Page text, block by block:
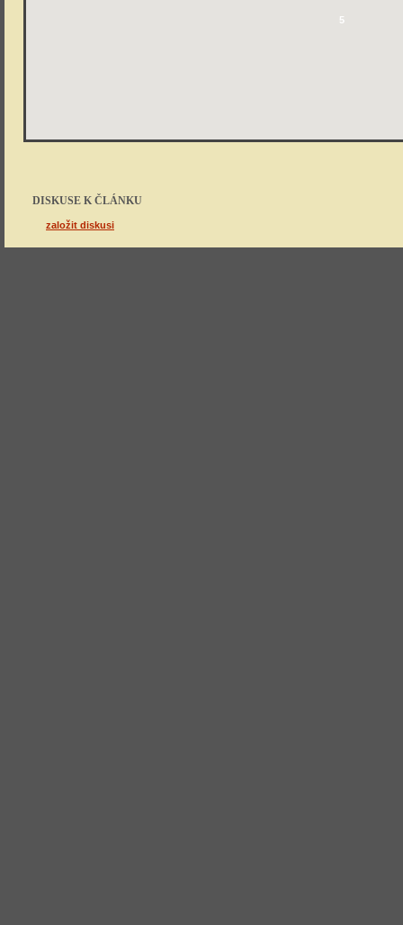
5
DISKUSE K ČLÁNKU
založit diskusi